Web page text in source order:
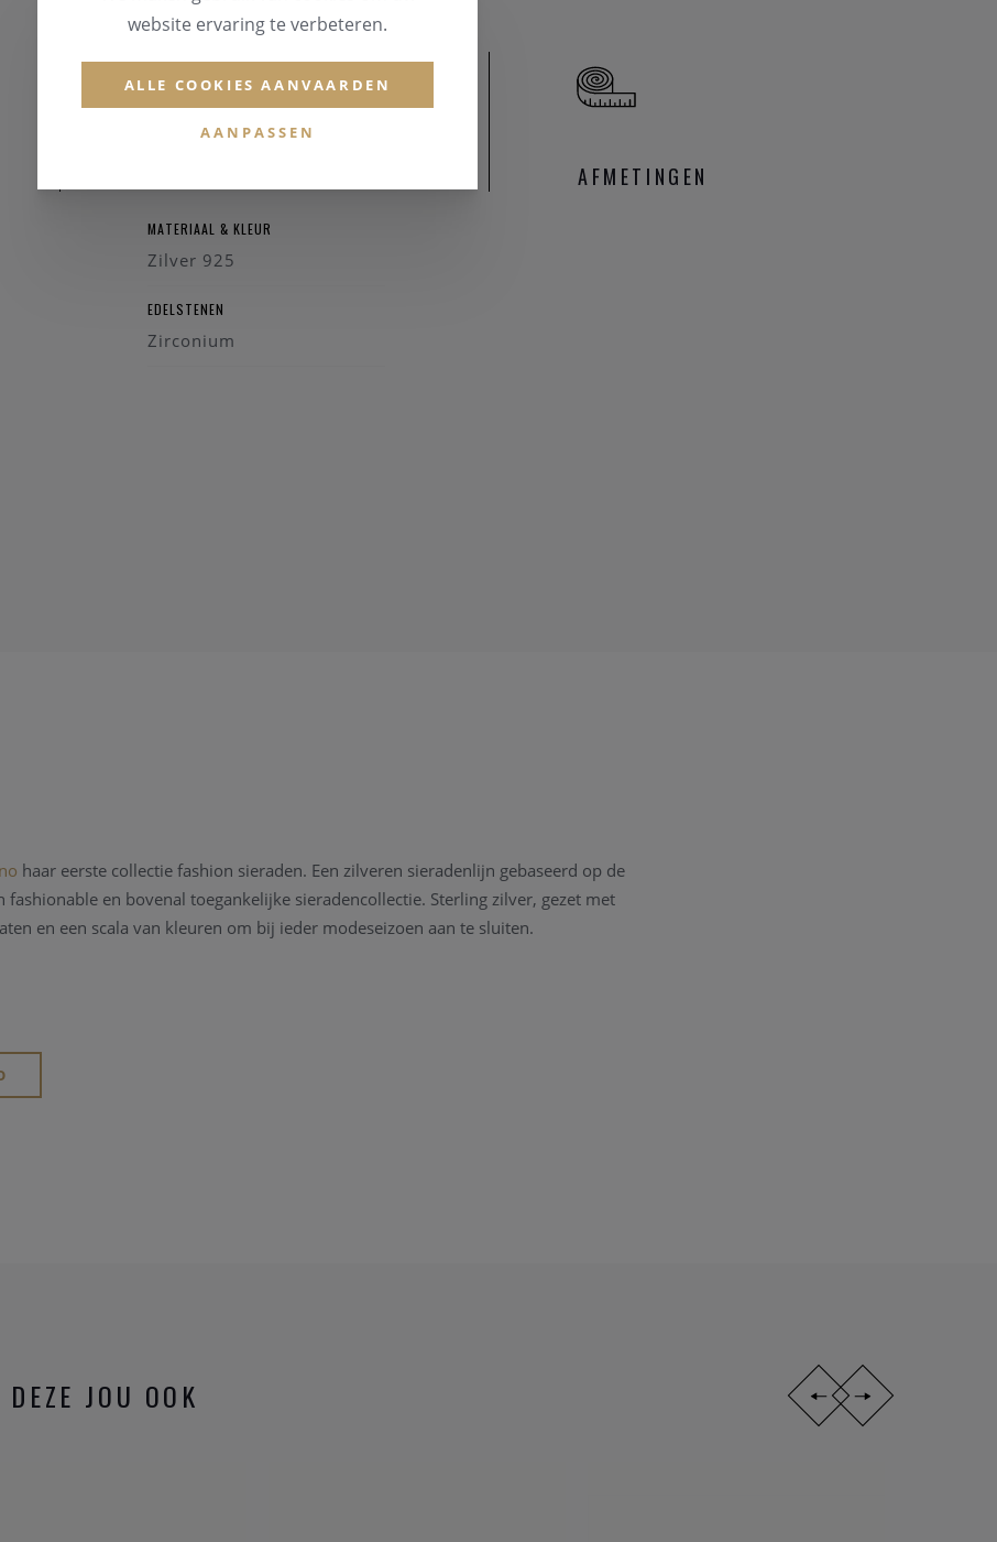
MATERIAAL & KLEUR
Zilver 925
EDELSTENEN
Zirconium
AFMETINGEN
haar eerste collectie fashion sieraden. Een zilveren sieradenlijn gebaseerd op de
en bovenal toegankelijke sieradencollectie. Sterling zilver, gezet met
en een scala van kleuren om bij ieder modeseizoen aan te sluiten.
JOU OOK
website ervaring te verbeteren.
ALLE COOKIES AANVAARDEN
AANPASSEN